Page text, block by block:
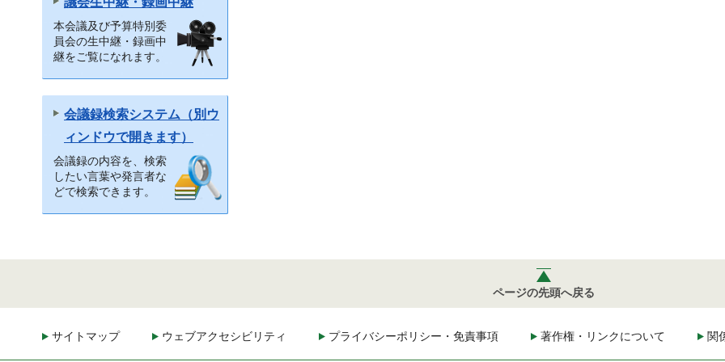
本会議及び予算特別委
員会の生中継・録画中
継をご覧になれます。
会議録検索システム（別ウ
ィンドウで開きます）
会議録の内容を、検索
したい言葉や発言者な
どで検索できます。
ページの先頭へ戻る
サイトマップ ウェブアクセシビリティ プライバシーポリシー・免責事項 著作権・リンクについて 関